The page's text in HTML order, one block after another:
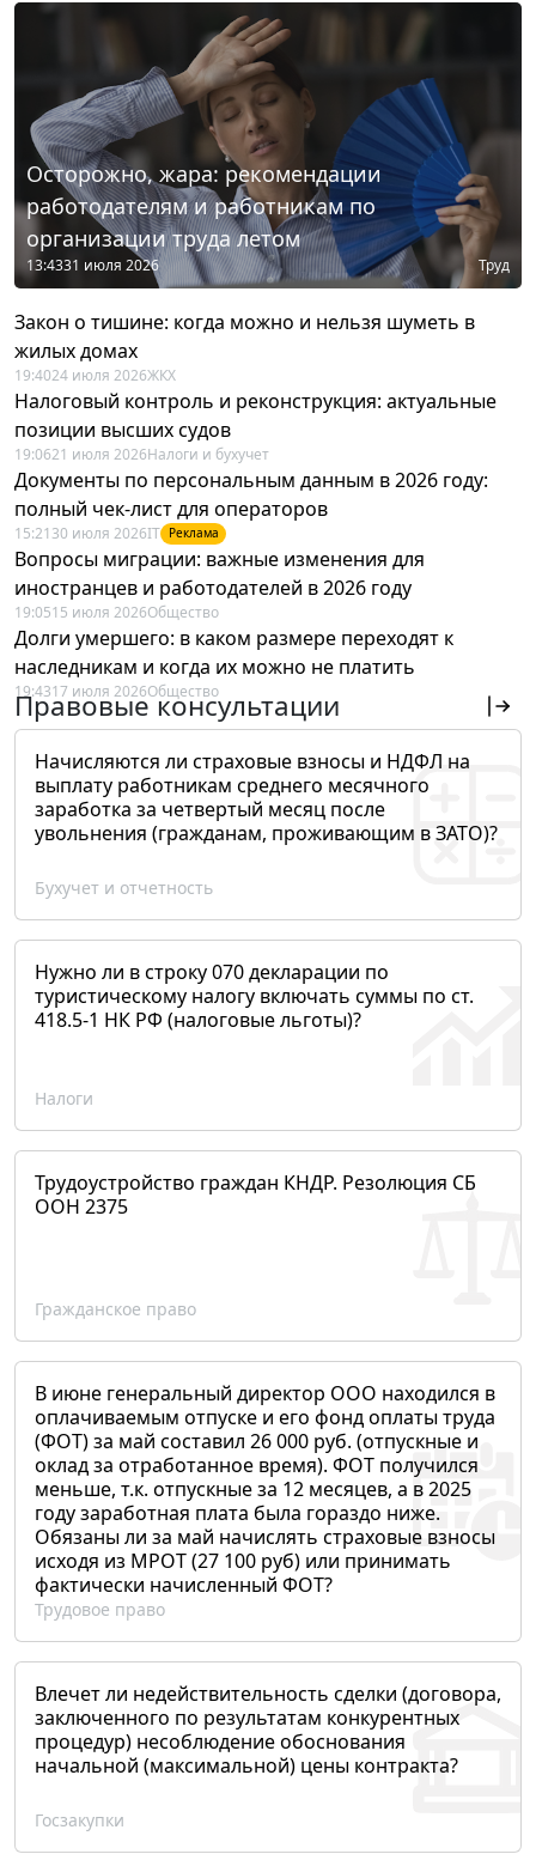
Осторожно, жара: рекомендации
работодателям и работникам по
организации труда летом
13:4331 июля 2026 Труд
Закон о тишине: когда можно и нельзя шуметь в
жилых домах
19:4024 июля 2026ЖКХ
Налоговый контроль и реконструкция: актуальные
позиции высших судов
19:0621 июля 2026Налоги и бухучет
Документы по персональным данным в 2026 году:
полный чек-лист для операторов
15:21 30 июля 2026IT Реклама
Вопросы миграции: важные изменения для
иностранцев и работодателей в 2026 году
19:0515 июля 2026Общество
Долги умершего: в каком размере переходят к
наследникам и когда их можно не платить
19:4317 июля 2026Общество
Правовые консультации
Начисляются ли страховые взносы и НДФЛ на
выплату работникам среднего месячного
заработка за четвертый месяц после
увольнения (гражданам, проживающим в ЗАТО)?
Бухучет и отчетность
Нужно ли в строку 070 декларации по
туристическому налогу включать суммы по ст.
418.5-1 НК РФ (налоговые льготы)?
Налоги
Трудоустройство граждан КНДР. Резолюция СБ
ООН 2375
Гражданское право
В июне генеральный директор ООО находился в
оплачиваемым отпуске и его фонд оплаты труда
(ФОТ) за май составил 26 000 руб. (отпускные и
оклад за отработанное время). ФОТ получился
меньше, т.к. отпускные за 12 месяцев, а в 2025
году заработная плата была гораздо ниже.
Обязаны ли за май начислять страховые взносы
исходя из МРОТ (27 100 руб) или принимать
фактически начисленный ФОТ?
Трудовое право
Влечет ли недействительность сделки (договора,
заключенного по результатам конкурентных
процедур) несоблюдение обоснования
начальной (максимальной) цены контракта?
Госзакупки